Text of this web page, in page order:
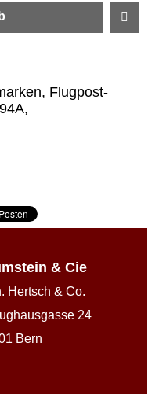
Flugpost-
& Cie
Hertsch & Co.
24
Bern